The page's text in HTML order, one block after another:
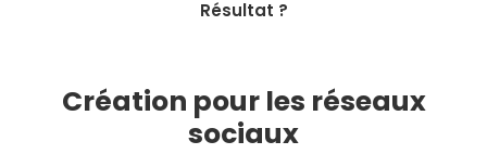
Résultat ?
Création pour les réseaux
sociaux